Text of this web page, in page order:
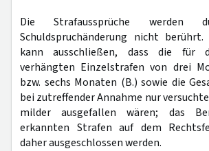
Die Strafaussprüche werden
Schuldspruchänderung nicht
kann ausschließen, dass die
verhängten Einzelstrafen von drei
bzw. sechs Monaten (B.) sowie die
bei zutreffender Annahme nur
milder ausgefallen wären; das
erkannten Strafen auf dem
daher ausgeschlossen werden.